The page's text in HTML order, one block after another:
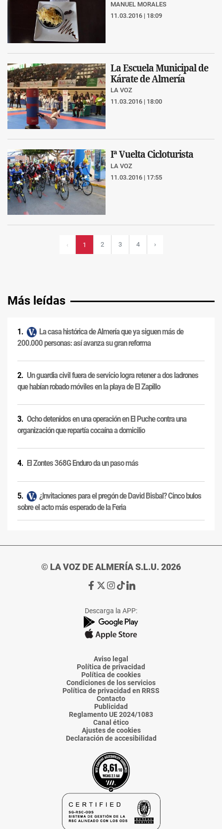
MANUEL MORALES
11.03.2016 | 18:09
La Escuela Municipal de
Kárate de Almería
LA VOZ
11.03.2016 | 18:00
Iª Vuelta Cicloturista
LA VOZ
11.03.2016 | 17:55
‹ 1 2 3 4 ›
Más leídas
La casa histórica de Almería que ya siguen más de
200.000 personas: así avanza su gran reforma
Un guardia civil fuera de servicio logra retener a dos ladrones
que habían robado móviles en la playa de El Zapillo
Ocho detenidos en una operación en El Puche contra una
organización que repartía cocaína a domicilio
El Zontes 368G Enduro da un paso más
¿Invitaciones para el pregón de David Bisbal? Cinco bulos
sobre el acto más esperado de la Feria
© LA VOZ DE ALMERÍA S.L.U. 2026
Ir
de
La
Voz
Almería
Ir
de
La
Voz
Almería
Ir
de
La
Voz
Almería
Ir
de
La
Voz
Almería
Ir
de
La
Voz
Descarga la APP:
Aviso legal
Política de privacidad
Política de cookies
Condiciones de los servicios
Política de privacidad en RRSS
Contacto
Publicidad
Reglamento UE 2024/1083
Canal ético
Ajustes de cookies
Declaración de accesibilidad